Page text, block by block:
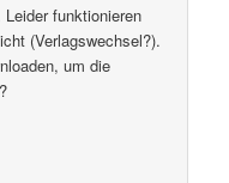
funktionieren
(Verlagswechsel?).
um die